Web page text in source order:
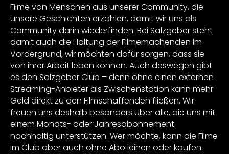
Filme von Menschen aus unserer Community, die
unsere Geschichten erzählen, damit wir uns als
Community darin wiederfinden. Bei Salzgeber steht
damit auch die Haltung der Filmemachenden im
Vordergrund, wir möchten dafür sorgen, dass sie
von ihrer Arbeit leben können. Auch deswegen gibt
es den Salzgeber Club – denn ohne einen externen
Streaming-Anbieter als Zwischenstation kann mehr
Geld direkt zu den Filmschaffenden fließen. Wir
freuen uns deshalb besonders über alle, die uns mit
einem Monats- oder Jahresabonnement
nachhaltig unterstützen. Wer möchte, kann die Filme
im Club aber auch ohne Abo leihen oder kaufen.